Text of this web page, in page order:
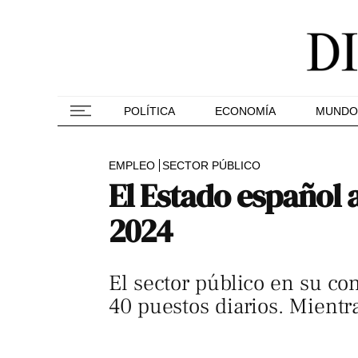
POLÍTICA ECONOMÍA MUNDO
EMPLEO SECTOR PÚBLICO
El Estado
2024
El sector público en su
40 puestos diarios.